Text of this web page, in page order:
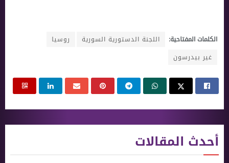
الكلمات المفتاحية: اللجنة الدستورية السورية
روسيا
غير بيدرسون
أحدث المقالات